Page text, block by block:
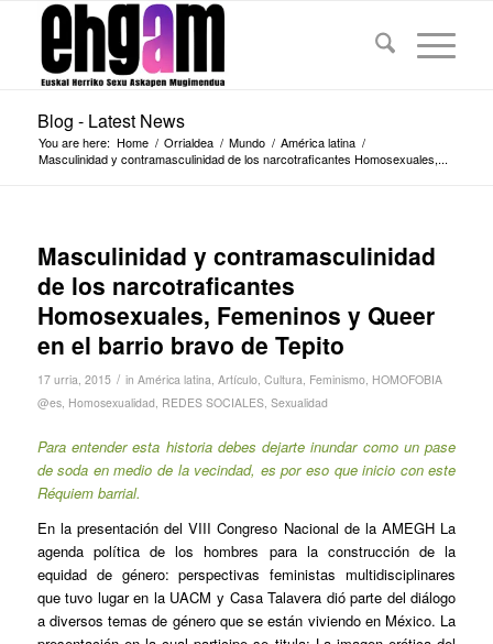
Blog - Latest News
You are here: Home / Orrialdea / Mundo / América latina /
Masculinidad y contramasculinidad de los narcotraficantes Homosexuales,...
Masculinidad y contramasculinidad
de los narcotraficantes
Homosexuales, Femeninos y Queer
en el barrio bravo de Tepito
17 urria, 2015 / in América latina, Artículo, Cultura, Feminismo, HOMOFOBIA
@es, Homosexualidad, REDES SOCIALES, Sexualidad
Para entender esta historia debes dejarte inundar como un pase
de soda en medio de la vecindad, es por eso que inicio con este
Réquiem barrial.
En la presentación del VIII Congreso Nacional de la AMEGH La
agenda política de los hombres para la construcción de la
equidad de género: perspectivas feministas multidisciplinares
que tuvo lugar en la UACM y Casa Talavera dió parte del diálogo
a diversos temas de género que se están viviendo en México. La